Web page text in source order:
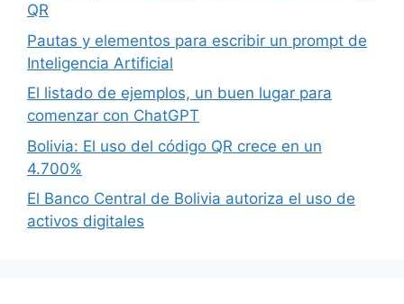
QR
Pautas y elementos para escribir un prompt de
Inteligencia Artificial
El listado de ejemplos, un buen lugar para
comenzar con ChatGPT
Bolivia: El uso del código QR crece en un
4.700%
El Banco Central de Bolivia autoriza el uso de
activos digitales